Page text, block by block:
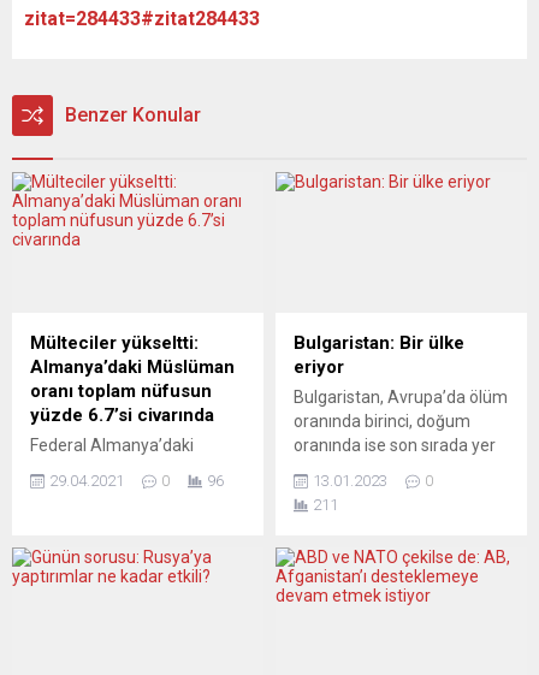
zitat=284433#zitat284433
Benzer Konular
Mülteciler yükseltti:
Almanya’daki Müslüman
oranı toplam nüfusun
yüzde 6.7’si civarında
Federal Almanya’daki
özellikle son mülteci göçü
olabileceği bildirildi. Federal
Göç ve Mülteci Dairesi
29.04.2021 0 96
Bulgaristan: Bir ülke
eriyor
Bulgaristan, Avrupa’da ölüm
oranında birinci, doğum
oranında ise son sırada yer
krizinin gittikçe büyüdüğü,
ülkenin Avrupa’da ölüm
oranında ise son sırada yer
aldığı bildirildi. Bulgaristan
13.01.2023
0
211